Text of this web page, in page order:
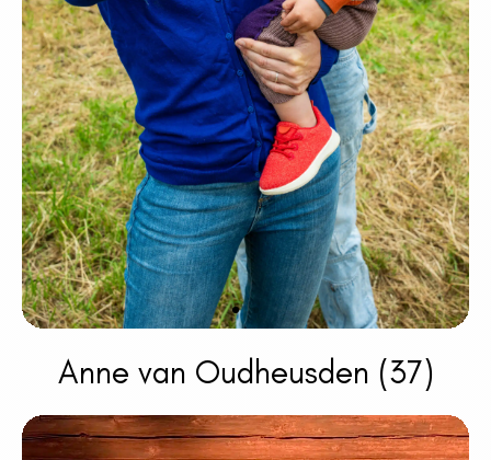
Anne van Oudheusden (37)